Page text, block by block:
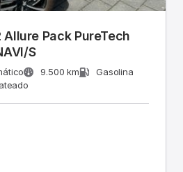
Pack PureTech
S
9.500 km
Gasolina